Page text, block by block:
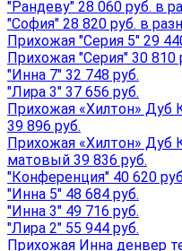
"Рандеву" 28 060 руб. в
"София" 28 820 руб. в
Прихожая "Серия 5" 29
Прихожая "Серия" 30 810
"Инна 7" 32 748 руб.
"Лира 3" 37 656 руб.
Прихожая «Хилтон» Дуб
39 896 руб.
Прихожая «Хилтон» Дуб
матовый 39 836 руб.
"Конференция" 40 620
"Инна 5" 48 684 руб.
"Инна 3" 49 716 руб.
"Лира 2" 55 944 руб.
Прихожая Инна денвер